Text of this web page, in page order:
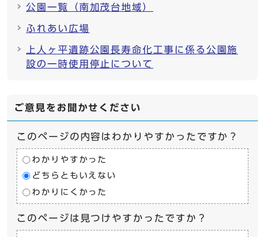
公園一覧（南加茂台地域）
ふれあい広場
上人ヶ平遺跡公園長寿命化工事に係る公園施
設の一時使用停止について
ご意見をお聞かせください
このページの内容はわかりやすかったですか？
わかりやすかった
どちらともいえない
わかりにくかった
このページは見つけやすかったですか？